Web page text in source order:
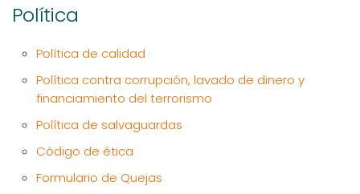
Política
Política de calidad
Política contra corrupción, lavado de dinero y
financiamiento del terrorismo
Política de salvaguardas
Código de ética
Formulario de Quejas